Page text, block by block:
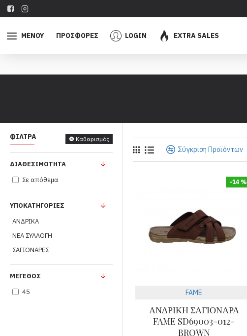
ΜΕΝΟΥ ΠΡΟΣΦΟΡΕΣ LOGIN EXTRA SALES
ΦΊΛΤΡΑ Καθαρισμός
ΥΠΟΚΑΤΗΓΟΡΊΕΣ
ΑΝΔΡΙΚΑ
ΝΕΑ ΣΥΛΛΟΓΗ
ΣΑΓΙΟΝΑΡΕΣ
ΜΈΓΕΘΟΣ
45
ΔΙΑΘΕΣΙΜΌΤΗΤΑ
Σε απόθεμα
Σύγκριση Προϊόντων
-14 %
FAME
ΑΝΔΡΙΚΗ ΣΑΓΙΟΝΑΡΑ
FAME SD69003-012-
BROWN